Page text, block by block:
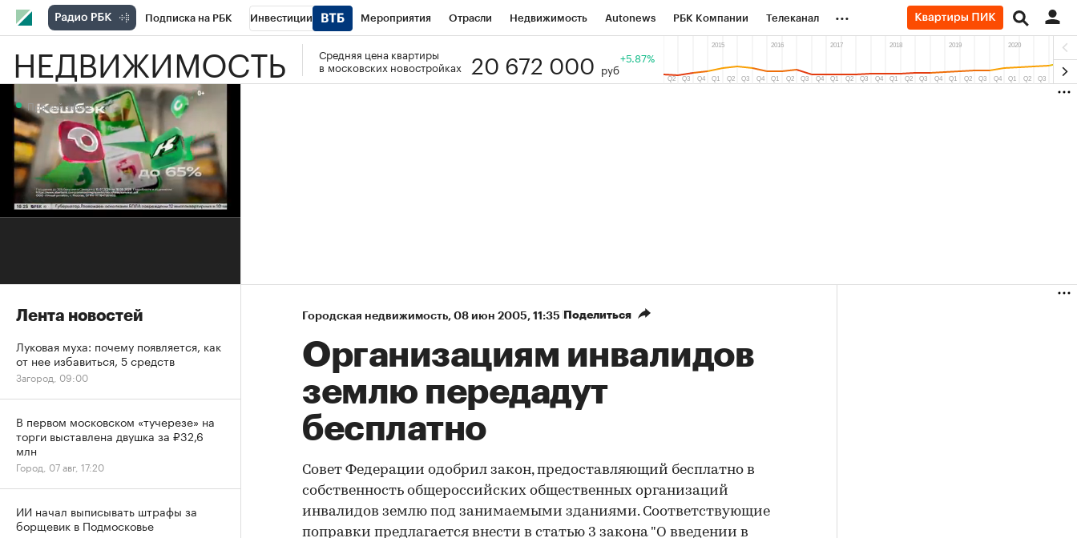
Подписка на РБК Инвестиции Мероприятия Отрасли Недвижимость Autonews РБК Компании Телеканал
РБК Вино Спорт Школа управления РБК РБК Образование Тренды
Национальные проекты
Кредитные рейтинги
Проверка контрагентов
...
НЕДВИЖИМОСТЬ
Средняя цена квартиры
в московских новостройках
20 672 000 руб
+5.87%
Городская недвижимость⁠, 08 июн 2005, 11:35 Поделиться
Организациям инвалидов
землю передадут
бесплатно
Совет Федерации одобрил закон, предоставляющий бесплатно в
собственность общероссийских общественных организаций
инвалидов землю под занимаемыми зданиями. Соответствующие
поправки предлагается внести в статью 3 закона "О введении в
Прямой эфир
Прямой эфир
Лента новостей
Луковая муха: почему появляется, как
от нее избавиться, 5 средств
Загород, 09:00
В первом московском «тучерезе» на
торги выставлена двушка за ₽32,6
млн
Город, 07 авг, 17:20
ИИ начал выписывать штрафы за
борщевик в Подмосковье